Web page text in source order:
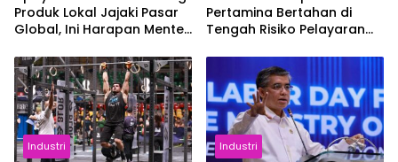
Produk Lokal Jajaki Pasar
Global, Ini Harapan Menteri
dan IGT Expo 2026
Pertamina Bertahan di
Tengah Risiko Pelayaran
Industri Industri